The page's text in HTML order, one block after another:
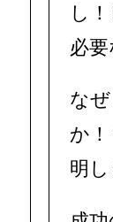
し
必
な
か
明し